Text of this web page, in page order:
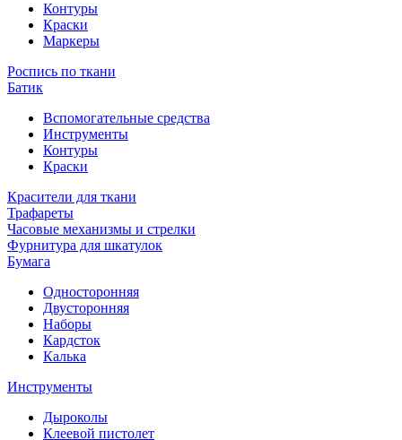
Контуры
Краски
Маркеры
Роспись по ткани
Батик
Вспомогательные средства
Инструменты
Контуры
Краски
Красители для ткани
Трафареты
Часовые механизмы и стрелки
Фурнитура для шкатулок
Бумага
Односторонняя
Двусторонняя
Наборы
Кардсток
Калька
Инструменты
Дыроколы
Клеевой пистолет